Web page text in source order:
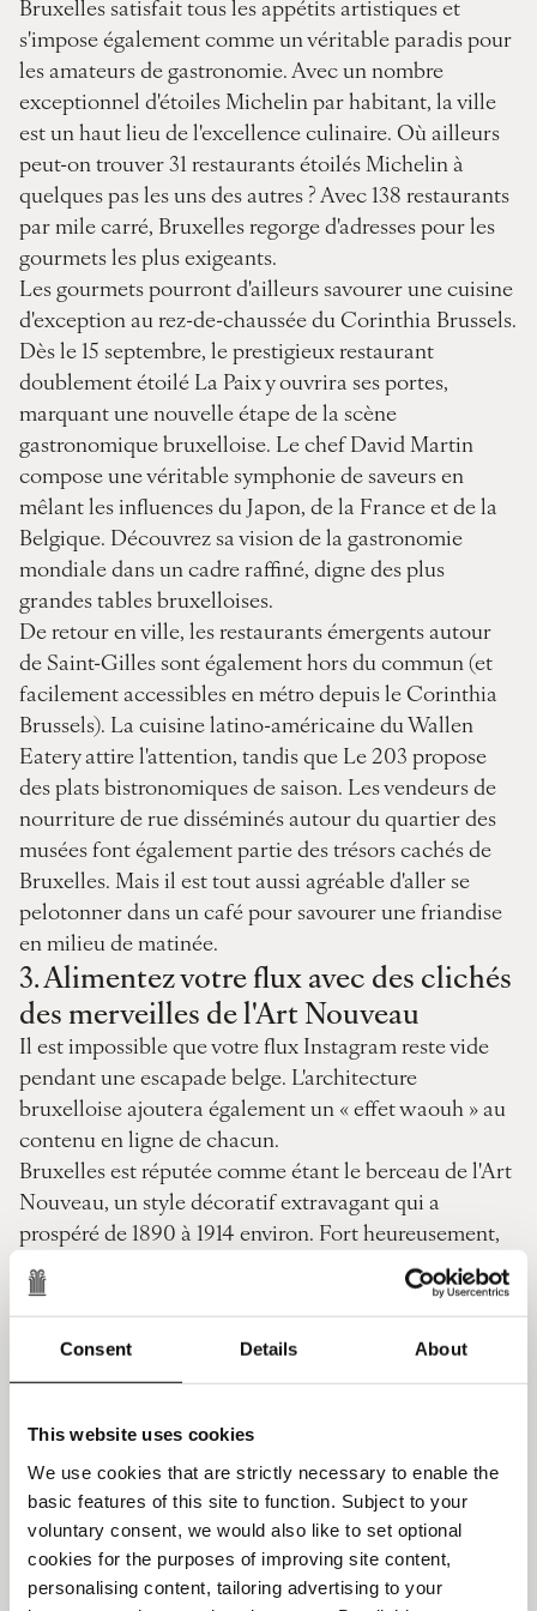
Consent Details About
This website uses cookies
We use cookies that are strictly necessary to enable the
basic features of this site to function. Subject to your
voluntary consent, we would also like to set optional
cookies for the purposes of improving site content,
personalising content, tailoring advertising to your
Bruxelles satisfait tous les appétits artistiques et
s'impose également comme un véritable paradis pour
les amateurs de gastronomie. Avec un nombre
exceptionnel d'étoiles Michelin par habitant, la ville
est un haut lieu de l'excellence culinaire. Où ailleurs
peut-on trouver 31 restaurants étoilés Michelin à
quelques pas les uns des autres ? Avec 138 restaurants
par mile carré, Bruxelles regorge d'adresses pour les
gourmets les plus exigeants.
Les gourmets pourront d'ailleurs savourer une cuisine
d'exception au rez-de-chaussée du Corinthia Brussels.
Dès le 15 septembre, le prestigieux restaurant
doublement étoilé La Paix y ouvrira ses portes,
marquant une nouvelle étape de la scène
gastronomique bruxelloise. Le chef David Martin
compose une véritable symphonie de saveurs en
mêlant les influences du Japon, de la France et de la
Belgique. Découvrez sa vision de la gastronomie
mondiale dans un cadre raffiné, digne des plus
grandes tables bruxelloises.
De retour en ville, les restaurants émergents autour
de Saint-Gilles sont également hors du commun (et
facilement accessibles en métro depuis le Corinthia
Brussels). La cuisine latino-américaine du Wallen
Eatery attire l'attention, tandis que Le 203 propose
des plats bistronomiques de saison. Les vendeurs de
nourriture de rue disséminés autour du quartier des
musées font également partie des trésors cachés de
Bruxelles. Mais il est tout aussi agréable d'aller se
pelotonner dans un café pour savourer une friandise
en milieu de matinée.
3.Alimentez votre flux avec des clichés
des merveilles de l'Art Nouveau
Il est impossible que votre flux Instagram reste vide
pendant une escapade belge. L'architecture
bruxelloise ajoutera également un « effet waouh » au
contenu en ligne de chacun.
Bruxelles est réputée comme étant le berceau de l'Art
Nouveau, un style décoratif extravagant qui a
prospéré de 1890 à 1914 environ. Fort heureusement,
de nombreux bâtiments magnifiques subsistent de
cette période. Grâce à la superficie modeste de
Bruxelles, vous pouvez également les découvrir à
pied. Commencez par le Musée Victor Horta, situé
rue Américaine, qui rend hommage à l'un des héros
plan et partez vous promener. Bruxelles compte plus
de 40 000 sites patrimoniaux protégés, alors faites
preuve de sagesse dans vos choix. Ne manquez pas de
visiter l'Hôtel Tassel, premier chef-d'œuvre imaginé
par Horta. Le formidable Hôtel Solvay, l'élégant et